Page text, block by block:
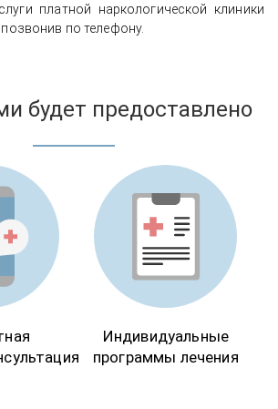
платной наркологической клиники
по телефону.
будет предоставлено
Индивидуальные
программы лечения